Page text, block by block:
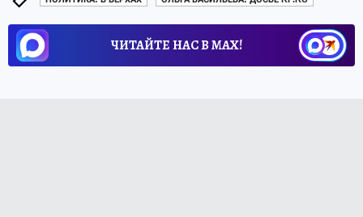
ЧИТАЙТЕ НАС В МАХ!